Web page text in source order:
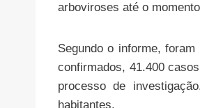
arboviroses até o
Segundo o informe,
confirmados, 41.400
processo de
habitantes.